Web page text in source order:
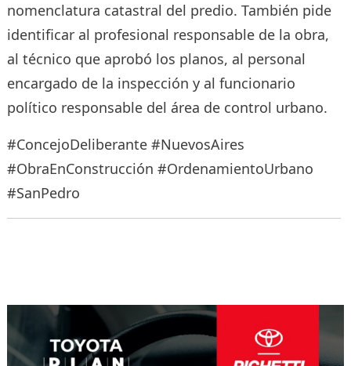
nomenclatura catastral del predio. También pide
identificar al profesional responsable de la obra,
al técnico que aprobó los planos, al personal
encargado de la inspección y al funcionario
político responsable del área de control urbano.
#ConcejoDeliberante #NuevosAires
#ObraEnConstrucción #OrdenamientoUrbano
#SanPedro
entradas